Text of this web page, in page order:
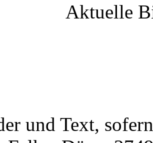
Aktuelle
und Text,